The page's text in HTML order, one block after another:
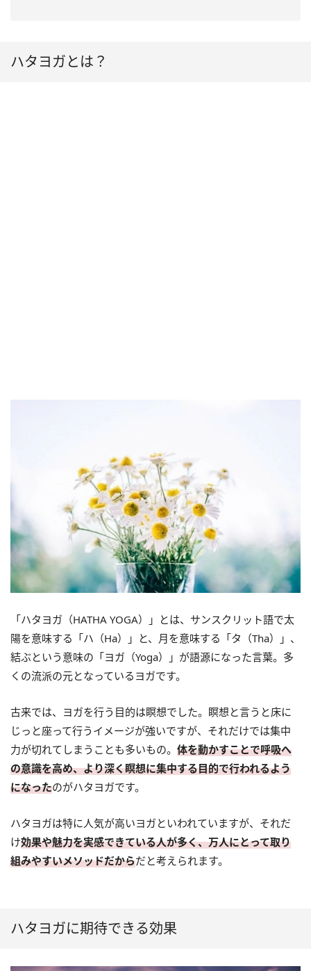
ハタヨガとは？
「ハタヨガ（HATHA YOGA）」とは、サンスクリット語で太
陽を意味する「ハ（Ha）」と、月を意味する「タ（Tha）」、
結ぶという意味の「ヨガ（Yoga）」が語源になった言葉。多
くの流派の元となっているヨガです。
古来では、ヨガを行う目的は瞑想でした。瞑想と言うと床に
じっと座って行うイメージが強いですが、それだけでは集中
力が切れてしまうことも多いもの。 体を動かすことで呼吸へ
の意識を高め、より深く瞑想に集中する目的で行われるよう
になったのがハタヨガです。
ハタヨガは特に人気が高いヨガといわれていますが、それだ
け効果や魅力を実感できている人が多く、万人にとって取り
組みやすいメソッドだからだと考えられます。
ハタヨガに期待できる効果